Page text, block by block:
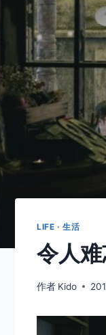
LIFE · 生活
令人
作者 Kido